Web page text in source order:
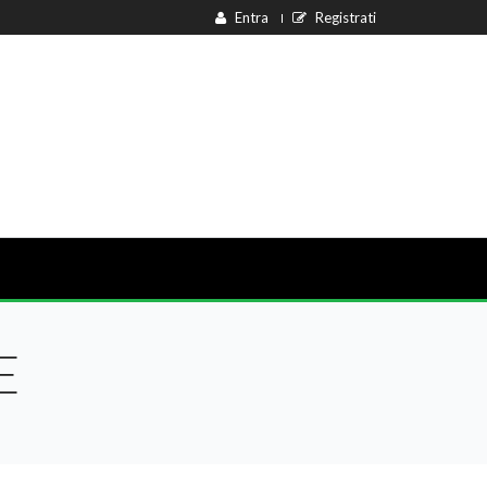
Entra Registrati